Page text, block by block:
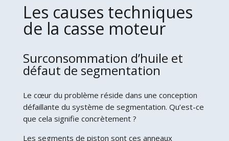
Les causes techniques
de la casse moteur
Surconsommation d’huile et
défaut de segmentation
Le cœur du problème réside dans une conception
défaillante du système de segmentation. Qu’est-ce
que cela signifie concrètement ?
Les segments de piston sont ces anneaux